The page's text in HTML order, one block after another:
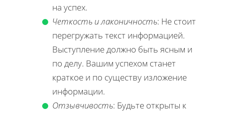
на успех.
Четкость и лаконичность: Не стоит
перегружать текст информацией.
Выступление должно быть ясным и
по делу. Вашим успехом станет
краткое и по существу изложение
информации.
Отзывчивость: Будьте открыты к